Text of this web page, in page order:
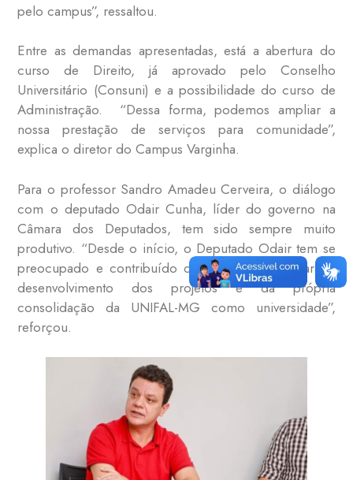
pelo campus”, ressaltou.
Entre as demandas apresentadas, está a abertura do
curso de Direito, já aprovado pelo Conselho
Universitário (Consuni) e a possibilidade do curso de
Administração. “Dessa forma, podemos ampliar a
nossa prestação de serviços para comunidade”,
explica o diretor do Campus Varginha.
Para o professor Sandro Amadeu Cerveira, o diálogo
com o deputado Odair Cunha, líder do governo na
Câmara dos Deputados, tem sido sempre muito
produtivo. “Desde o início, o Deputado Odair tem se
preocupado e contribuído com o seu apoio para o
desenvolvimento dos projetos e da própria
consolidação da UNIFAL-MG como universidade”,
reforçou.